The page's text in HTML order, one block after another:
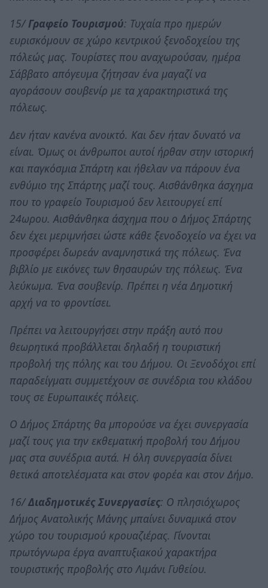
15/Γραφείο Τουρισμού: Τυχαία προ ημερών
ευρισκόμουν σε χώρο κεντρικού ξενοδοχείου της
πόλεώς μας. Τουρίστες που αναχωρούσαν, ημέρα
Σάββατο απόγευμα ζήτησαν ένα μαγαζί να
αγοράσουν σουβενίρ με τα χαρακτηριστικά της
πόλεως.
Δεν ήταν κανένα ανοικτό. Και δεν ήταν δυνατό να
είναι. Όμως οι άνθρωποι αυτοί ήρθαν στην ιστορική
και παγκόσμια Σπάρτη και ήθελαν να πάρουν ένα
ενθύμιο της Σπάρτης μαζί τους. Αισθάνθηκα άσχημα
που το γραφείο Τουρισμού δεν λειτουργεί επί
24ωρου. Αισθάνθηκα άσχημα που ο Δήμος Σπάρτης
δεν έχει μεριμνήσει ώστε κάθε ξενοδοχείο να έχει να
προσφέρει δωρεάν αναμνηστικά της πόλεως. Ένα
βιβλίο με εικόνες των θησαυρών της πόλεως. Ένα
λεύκωμα. Ένα σουβενίρ. Πρέπει η νέα Δημοτική
αρχή να το φροντίσει.
Πρέπει να λειτουργήσει στην πράξη αυτό που
θεωρητικά προβάλλεται δηλαδή η τουριστική
προβολή της πόλης και του Δήμου. Οι Ξενοδόχοι επί
παραδείγματι συμμετέχουν σε συνέδρια του κλάδου
τους σε Ευρωπαικές πόλεις.
Ο Δήμος Σπάρτης θα μπορούσε να έχει συνεργασία
μαζί τους για την εκθεματική προβολή του Δήμου
μας στα συνέδρια αυτά. Η όλη συνεργασία δίνει
θετικά αποτελέσματα και στον φορέα και στον Δήμο.
16/Διαδημοτικές Συνεργασίες: Ο πλησιόχωρος
Δήμος Ανατολικής Μάνης μπαίνει δυναμικά στον
χώρο του τουρισμού κρουαζιέρας. Γίνονται
πρωτόγνωρα έργα αναπτυξιακού χαρακτήρα
τουριστικής προβολής στο Λιμάνι Γυθείου.